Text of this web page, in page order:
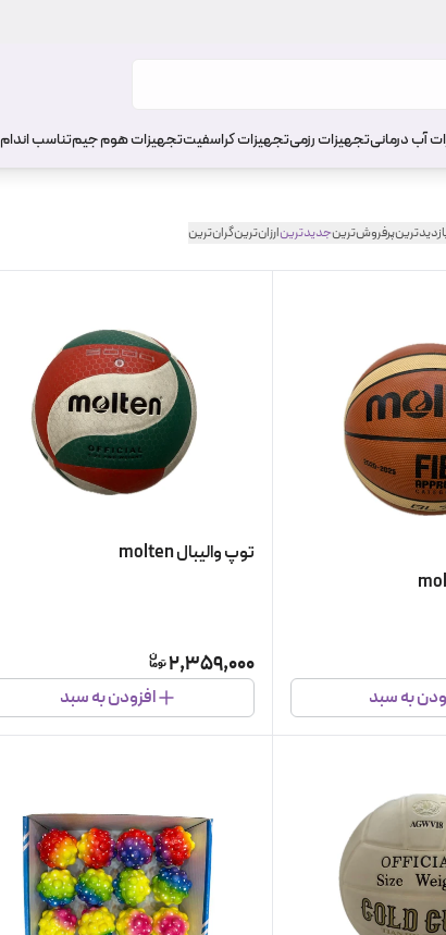
آب درمانیتجهیزات رزمیتجهیزات کراسفیتتجهیزات هوم جیمتناسب اندام
پرفروش‌ترینجدیدترینارزان‌ترینگران‌ترین
به سبد
توپ والیبال molten
2,359,000
افزودن به سبد